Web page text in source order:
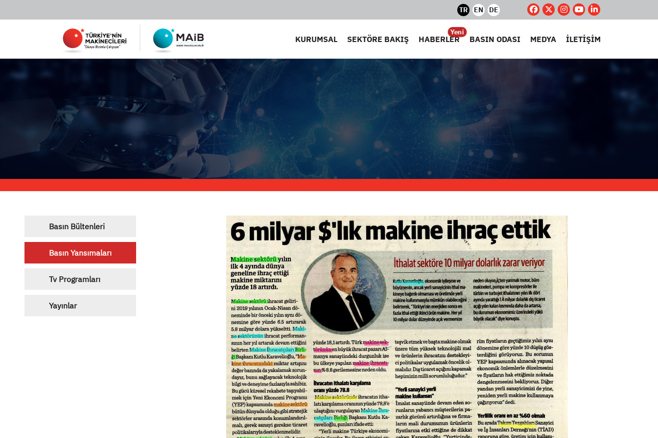
TR EN DE
KURUMSAL SEKTÖRE BAKIŞ
Yeni
HABERLER BASIN ODASI MEDYA İLETİŞİM
Basın Bültenleri
Basın Yansımaları
Tv Programları
Yayınlar